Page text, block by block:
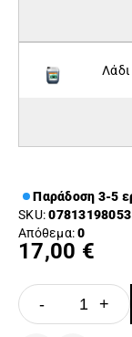
Παράδοση 3-5
SKU:07813198053
Απόθεμα:0
17,00 €
- +